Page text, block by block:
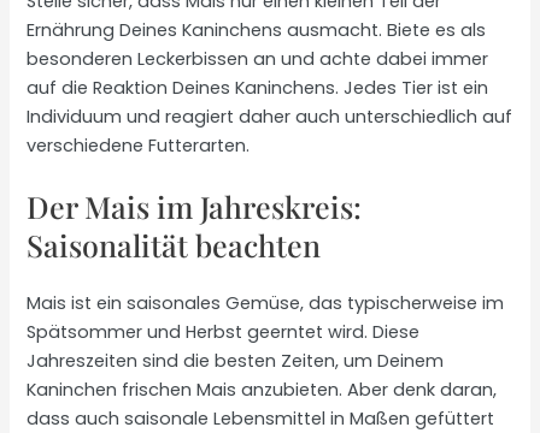
Ernährung Deines Kaninchens ausmacht. Biete es als
besonderen Leckerbissen an und achte dabei immer
auf die Reaktion Deines Kaninchens. Jedes Tier ist ein
Individuum und reagiert daher auch unterschiedlich auf
verschiedene Futterarten.
Der Mais im Jahreskreis:
Saisonalität beachten
Mais ist ein saisonales Gemüse, das typischerweise im
Spätsommer und Herbst geerntet wird. Diese
Jahreszeiten sind die besten Zeiten, um Deinem
Kaninchen frischen Mais anzubieten. Aber denk daran,
dass auch saisonale Lebensmittel in Maßen gefüttert